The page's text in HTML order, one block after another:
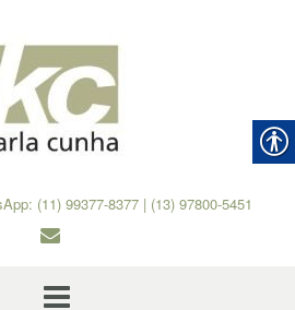
(11) 99377-8377 | (13) 97800-5451